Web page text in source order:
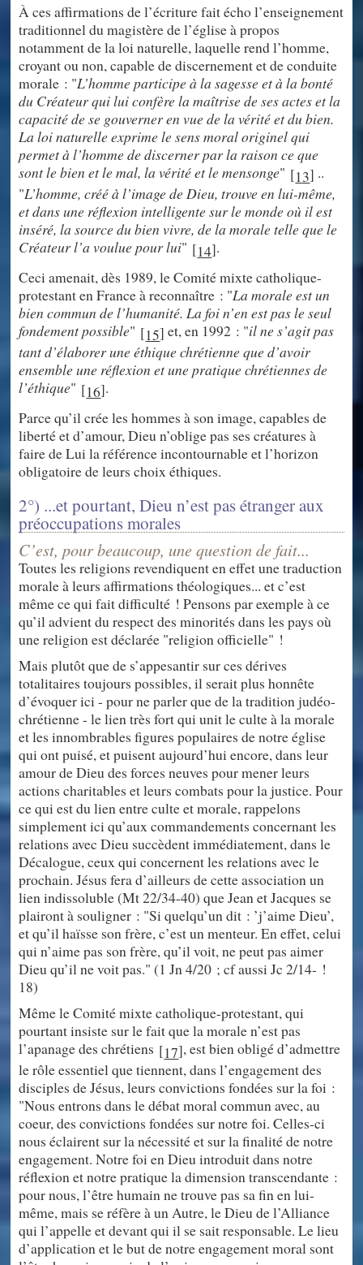
À ces affirmations de l’écriture fait écho l’enseignement
traditionnel du magistère de l’église à propos
notamment de la loi naturelle, laquelle rend l’homme,
croyant ou non, capable de discernement et de conduite
morale : "L’homme participe à la sagesse et à la bonté
du Créateur qui lui confère la maîtrise de ses actes et la
capacité de se gouverner en vue de la vérité et du bien.
La loi naturelle exprime le sens moral originel qui
permet à l’homme de discerner par la raison ce que
sont le bien et le mal, la vérité et le mensonge" [13] ..
"L’homme, créé à l’image de Dieu, trouve en lui-même,
et dans une réflexion intelligente sur le monde où il est
inséré, la source du bien vivre, de la morale telle que le
Créateur l’a voulue pour lui" [14].
Ceci amenait, dès 1989, le Comité mixte catholique-
protestant en France à reconnaître : "La morale est un
bien commun de l’humanité. La foi n’en est pas le seul
fondement possible" [15] et, en 1992 : "il ne s’agit pas
tant d’élaborer une éthique chrétienne que d’avoir
ensemble une réflexion et une pratique chrétiennes de
l’éthique" [16].
Parce qu’il crée les hommes à son image, capables de
liberté et d’amour, Dieu n’oblige pas ses créatures à
faire de Lui la référence incontournable et l’horizon
obligatoire de leurs choix éthiques.
2°) ...et pourtant, Dieu n’est pas étranger aux
préoccupations morales
C’est, pour beaucoup, une question de fait...
Toutes les religions revendiquent en effet une traduction
morale à leurs affirmations théologiques... et c’est
même ce qui fait difficulté ! Pensons par exemple à ce
qu’il advient du respect des minorités dans les pays où
une religion est déclarée "religion officielle" !
Mais plutôt que de s’appesantir sur ces dérives
totalitaires toujours possibles, il serait plus honnête
d’évoquer ici - pour ne parler que de la tradition judéo-
chrétienne - le lien très fort qui unit le culte à la morale
et les innombrables figures populaires de notre église
qui ont puisé, et puisent aujourd’hui encore, dans leur
amour de Dieu des forces neuves pour mener leurs
actions charitables et leurs combats pour la justice. Pour
ce qui est du lien entre culte et morale, rappelons
simplement ici qu’aux commandements concernant les
relations avec Dieu succèdent immédiatement, dans le
Décalogue, ceux qui concernent les relations avec le
prochain. Jésus fera d’ailleurs de cette association un
lien indissoluble (Mt 22/34-40) que Jean et Jacques se
plairont à souligner : "Si quelqu’un dit : ’j’aime Dieu’,
et qu’il haïsse son frère, c’est un menteur. En effet, celui
qui n’aime pas son frère, qu’il voit, ne peut pas aimer
Dieu qu’il ne voit pas." (1 Jn 4/20 ; cf aussi Jc 2/14- !
18)
Même le Comité mixte catholique-protestant, qui
pourtant insiste sur le fait que la morale n’est pas
l’apanage des chrétiens [17], est bien obligé d’admettre
le rôle essentiel que tiennent, dans l’engagement des
disciples de Jésus, leurs convictions fondées sur la foi :
"Nous entrons dans le débat moral commun avec, au
coeur, des convictions fondées sur notre foi. Celles-ci
nous éclairent sur la nécessité et sur la finalité de notre
engagement. Notre foi en Dieu introduit dans notre
réflexion et notre pratique la dimension transcendante :
pour nous, l’être humain ne trouve pas sa fin en lui-
même, mais se réfère à un Autre, le Dieu de l’Alliance
qui l’appelle et devant qui il se sait responsable. Le lieu
d’application et le but de notre engagement moral sont